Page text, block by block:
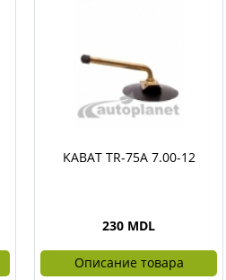
KABAT TR-75A 7.00-12
230 MDL
Описание товара